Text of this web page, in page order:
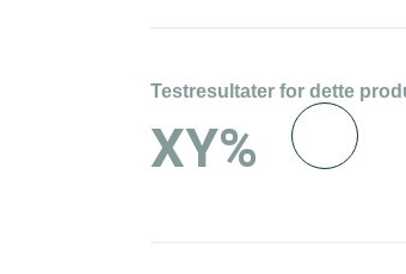
Testresultater for dette
XY%